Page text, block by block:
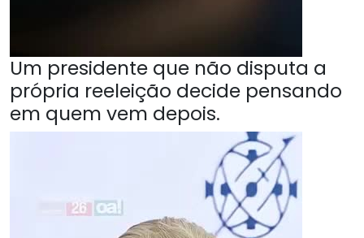
Um presidente que não disputa a
própria reeleição decide pensando
em quem vem depois.